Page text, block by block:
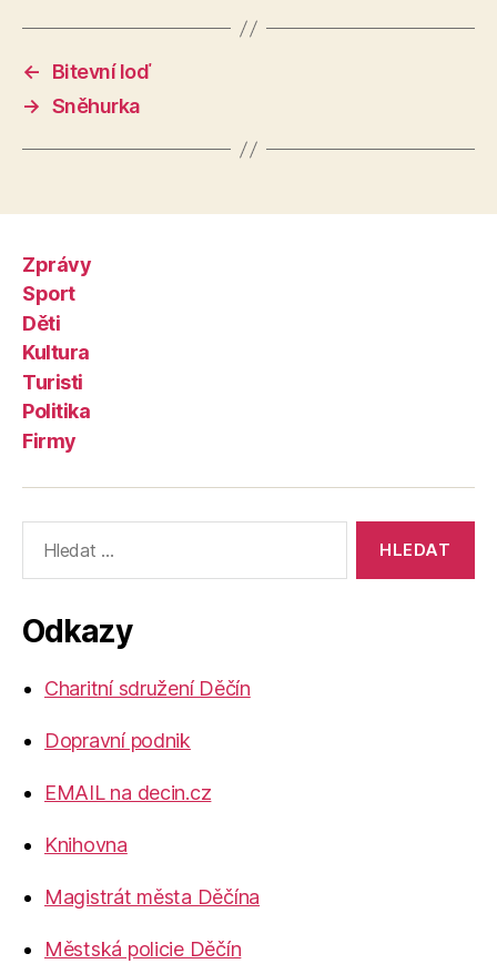
←
Bitevní loď
→ Sněhurka
Zprávy
Sport
Děti
Kultura
Turisti
Politika
Firmy
vyhledávání:
Odkazy
Charitní sdružení Děčín
Dopravní podnik
EMAIL na decin.cz
Knihovna
Magistrát města Děčína
Městská policie Děčín